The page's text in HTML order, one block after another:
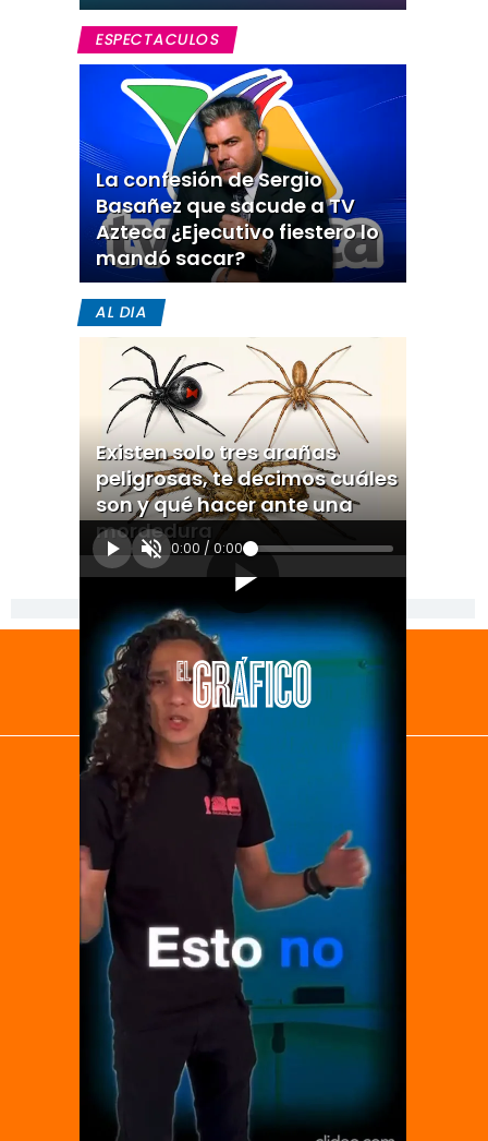
ESPECTACULOS
La confesión de Sergio
Basañez que sacude a TV
Azteca ¿Ejecutivo fiestero lo
mandó sacar?
AL DIA
Existen solo tres arañas
peligrosas, te decimos cuáles
son y qué hacer ante una
mordedura
0:00 / 0:00
[Publicidad]
El Universal
Vive USA
Clase
De 10 sports
DeDinero
Confabulario
Aviso Oportuno